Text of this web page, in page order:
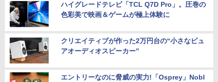
ハイグレードテレビ「TCL Q7D Pro」。圧巻の
色彩美で映画＆ゲームが極上体験に
クリエイティブが作った2万円台の“小さなピュ
アオーディオスピーカー”
エントリーなのに脅威の実力!「Osprey」Nobl